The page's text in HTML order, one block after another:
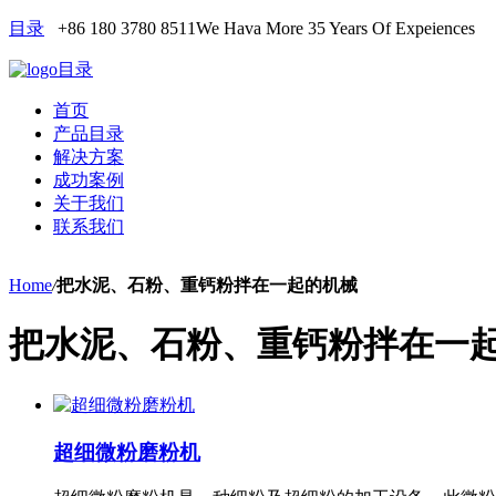
目录 +86 180 3780 8511We Hava More 35 Years Of Expeiences
目录
首页
产品目录
解决方案
成功案例
关于我们
联系我们
Home/把水泥、石粉、重钙粉拌在一起的机械
把水泥、石粉、重钙粉拌在一
超细微粉磨粉机